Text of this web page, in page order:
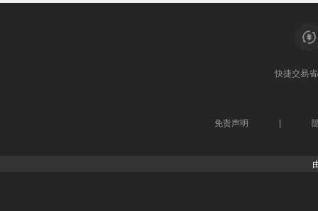
快捷交易
免责声明